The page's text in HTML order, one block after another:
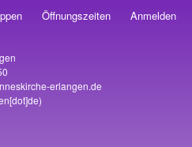
Öffnungszeiten Anmelden
erlangen.de